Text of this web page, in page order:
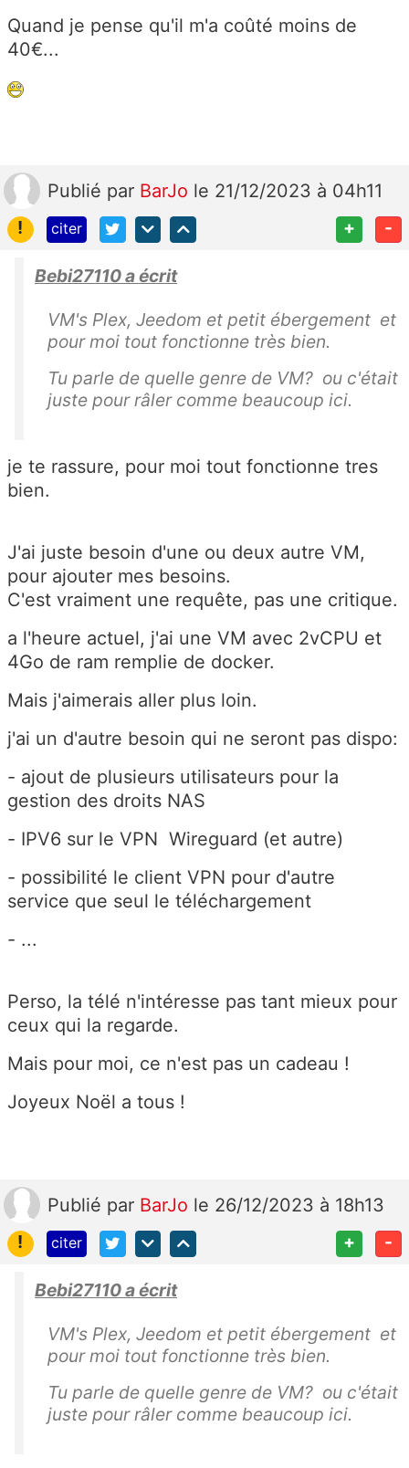
Quand je pense qu'il m'a coûté moins de
40€...
Publié par BarJo le 21/12/2023 à 04h11
!
citer + -
Bebi27110 a écrit
VM's Plex, Jeedom et petit ébergement et
pour moi tout fonctionne très bien.
Tu parle de quelle genre de VM? ou c'était
juste pour râler comme beaucoup ici.
je te rassure, pour moi tout fonctionne tres
bien.
J'ai juste besoin d'une ou deux autre VM,
pour ajouter mes besoins.
C'est vraiment une requête, pas une critique.
a l'heure actuel, j'ai une VM avec 2vCPU et
4Go de ram remplie de docker.
Mais j'aimerais aller plus loin.
j'ai un d'autre besoin qui ne seront pas dispo:
- ajout de plusieurs utilisateurs pour la
gestion des droits NAS
- IPV6 sur le VPN Wireguard (et autre)
- possibilité le client VPN pour d'autre
service que seul le téléchargement
- ...
Perso, la télé n'intéresse pas tant mieux pour
ceux qui la regarde.
Mais pour moi, ce n'est pas un cadeau !
Joyeux Noël a tous !
Publié par BarJo le 26/12/2023 à 18h13
!
citer + -
Bebi27110 a écrit
VM's Plex, Jeedom et petit ébergement et
pour moi tout fonctionne très bien.
Tu parle de quelle genre de VM? ou c'était
juste pour râler comme beaucoup ici.